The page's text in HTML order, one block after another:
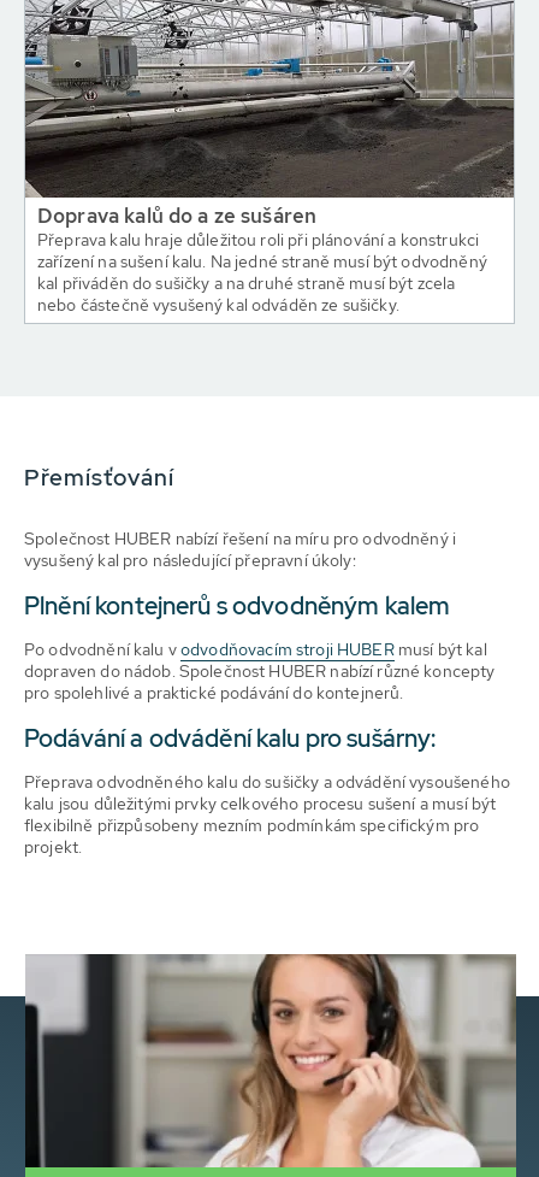
Doprava kalů do a ze sušáren
Přeprava kalu hraje důležitou roli při plánování a konstrukci
zařízení na sušení kalu. Na jedné straně musí být odvodněný
kal přiváděn do sušičky a na druhé straně musí být zcela
nebo částečně vysušený kal odváděn ze sušičky.
Přemísťování
Společnost HUBER nabízí řešení na míru pro odvodněný i
vysušený kal pro následující přepravní úkoly:
Plnění kontejnerů s odvodněným kalem
Po odvodnění kalu vodvodňovacím stroji HUBERmusí být kal
dopraven do nádob. Společnost HUBER nabízí různé koncepty
pro spolehlivé a praktické podávání do kontejnerů.
Podávání a odvádění kalu pro sušárny:
Přeprava odvodněného kalu do sušičky a odvádění vysoušeného
kalu jsou důležitými prvky celkového procesu sušení a musí být
flexibilně přizpůsobeny mezním podmínkám specifickým pro
projekt.